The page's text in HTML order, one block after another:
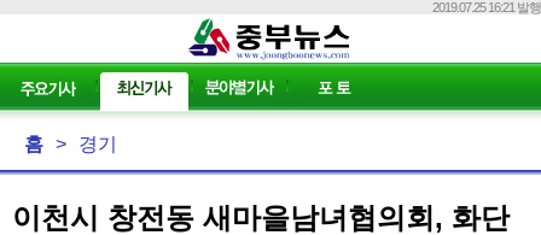
2019.07.25 16:21 발행
홈 > 경기
이천시 창전동 새마을남녀협의회, 화단